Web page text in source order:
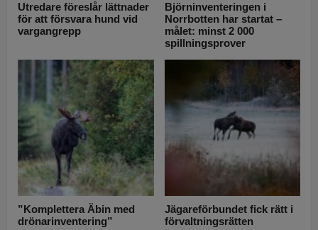
Utredare föreslår lättnader
för att försvara hund vid
vargangrepp
Björninventeringen i
Norrbotten har startat –
målet: minst 2 000
spillningsprover
”Komplettera Äbin med
drönarinventering”
Jägareförbundet fick rätt i
förvaltningsrätten